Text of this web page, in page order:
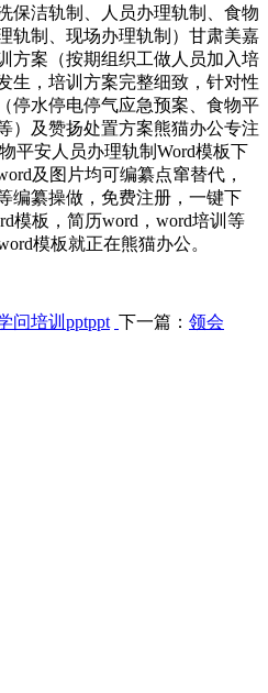
保洁轨制、人员办理轨制、食物
轨制、现场办理轨制）甘肃美嘉
方案（按期组织工做人员加入培
生，培训方案完整细致，针对性
停水停电停气应急预案、食物平
）及赞扬处置方案熊猫办公专注
平安人员办理轨制Word模板下
及图片均可编纂点窜替代，
编纂操做，免费注册，一键下
模板，简历word，word培训等
模板就正在熊猫办公。
问培训pptppt 下一篇： 领会